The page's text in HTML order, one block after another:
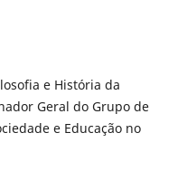
e História da
Geral do Grupo de
e Educação no